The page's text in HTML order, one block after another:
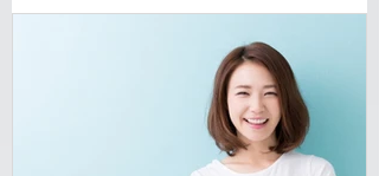
際に、虫歯や歯周病を発見した場合は先
に治療を行い、口腔内...